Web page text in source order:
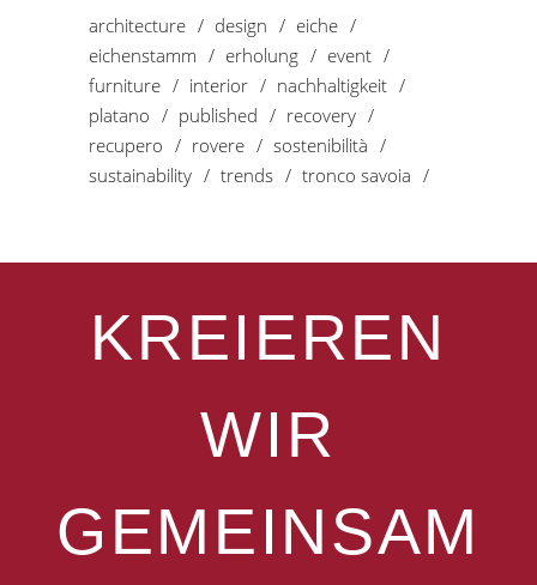
architecture design
eiche
eichenstamm
erholung
event
furniture
interior
nachhaltigkeit
platano
published
recovery
recupero
rovere
sostenibilità
sustainability
trends tronco savoia
KREIEREN
WIR
GEMEINSAM